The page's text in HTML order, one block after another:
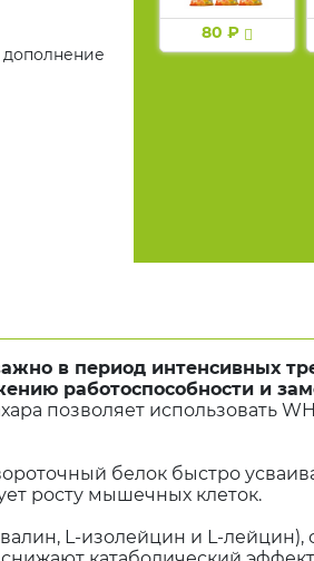
80 ₽
в период интенсивных
работоспособности и
позволяет использовать
белок быстро
росту мышечных клеток.
L-изолейцин и L-лейцин),